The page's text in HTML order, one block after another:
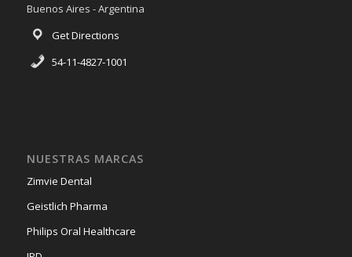
Buenos Aires - Argentina
Get Directions
54-11-4827-1001
NUESTRAS MARCAS
Zimvie Dental
Geistlich Pharma
Philips Oral Healthcare